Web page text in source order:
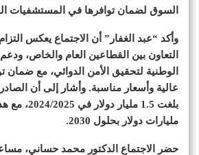
السوق لضمان توافرها في المستشفيات
وأكد “عبد الغفار” أن الاجتماع يعكس التزام
التعاون بين القطاعين العام والخاص، ودعم
الوطنية لتحقيق الأمن الدوائي، مع ضمان
عالية وأسعار مناسبة. وأشار إلى أن
مليارات دولار بحلول 2030.
حضر الاجتماع الدكتور محمد حساني،